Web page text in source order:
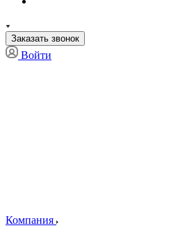
Заказать звонок
Войти
Компания